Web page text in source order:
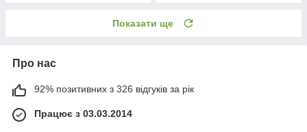
Показати ще
Про нас
92% позитивних з 326 відгуків за рік
Працює з 03.03.2014